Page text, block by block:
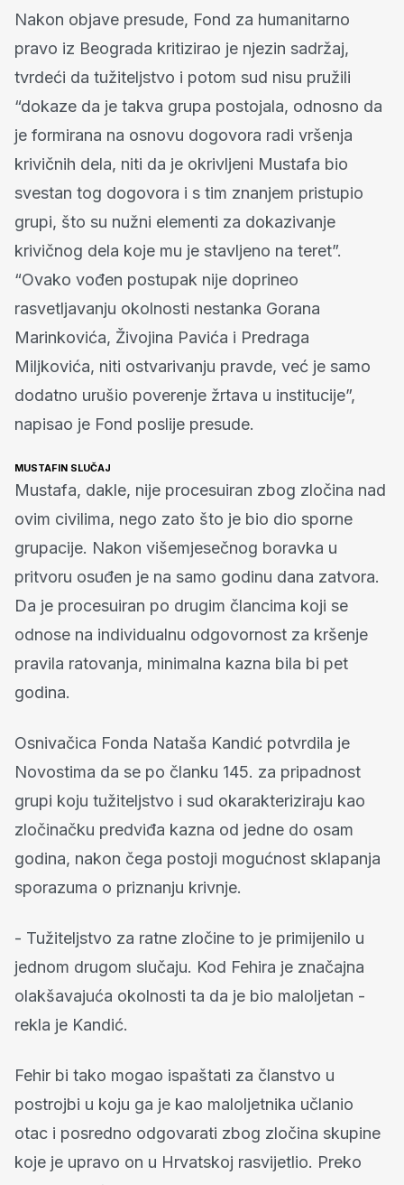
Nakon objave presude, Fond za humanitarno
pravo iz Beograda kritizirao je njezin sadržaj,
tvrdeći da tužiteljstvo i potom sud nisu pružili
“dokaze da je takva grupa postojala, odnosno da
je formirana na osnovu dogovora radi vršenja
krivičnih dela, niti da je okrivljeni Mustafa bio
svestan tog dogovora i s tim znanjem pristupio
grupi, što su nužni elementi za dokazivanje
krivičnog dela koje mu je stavljeno na teret”.
“Ovako vođen postupak nije doprineo
rasvetljavanju okolnosti nestanka Gorana
Marinkovića, Živojina Pavića i Predraga
Miljkovića, niti ostvarivanju pravde, već je samo
dodatno urušio poverenje žrtava u institucije”,
napisao je Fond poslije presude.
MUSTAFIN SLUČAJ
Mustafa, dakle, nije procesuiran zbog zločina nad
ovim civilima, nego zato što je bio dio sporne
grupacije. Nakon višemjesečnog boravka u
pritvoru osuđen je na samo godinu dana zatvora.
Da je procesuiran po drugim člancima koji se
odnose na individualnu odgovornost za kršenje
pravila ratovanja, minimalna kazna bila bi pet
godina.
Osnivačica Fonda Nataša Kandić potvrdila je
Novostima da se po članku 145. za pripadnost
grupi koju tužiteljstvo i sud okarakteriziraju kao
zločinačku predviđa kazna od jedne do osam
godina, nakon čega postoji mogućnost sklapanja
sporazuma o priznanju krivnje.
- Tužiteljstvo za ratne zločine to je primijenilo u
jednom drugom slučaju. Kod Fehira je značajna
olakšavajuća okolnosti ta da je bio maloljetan -
rekla je Kandić.
Fehir bi tako mogao ispaštati za članstvo u
postrojbi u koju ga je kao maloljetnika učlanio
otac i posredno odgovarati zbog zločina skupine
koje je upravo on u Hrvatskoj rasvijetlio. Preko